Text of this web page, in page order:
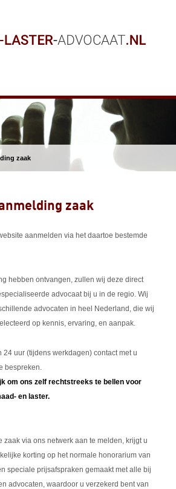
zaak
zaak
aanmelden via het daartoe bestemde
hebben ontvangen, zullen wij deze direct
advocaat bij u in de regio. Wij
advocaten in heel Nederland, die wij
op kennis, ervaring, en aanpak.
24 uur (tijdens werkdagen) contact met u
bespreken.
om ons zelf rechtstreeks te bellen voor
en laster.
zaak via ons netwerk aan te melden, krijgt u
korting op het normale honorarium van
speciale prijsafspraken gemaakt met alle bij
advocaten, waardoor u verzekerd bent van